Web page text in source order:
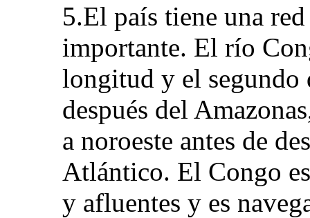
5.El país tiene una
importante. El río
longitud y el segundo
después del
a noroeste antes de
Atlántico. El Congo
y afluentes y es